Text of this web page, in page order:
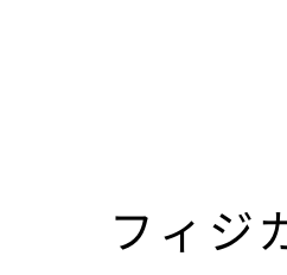
フィジ